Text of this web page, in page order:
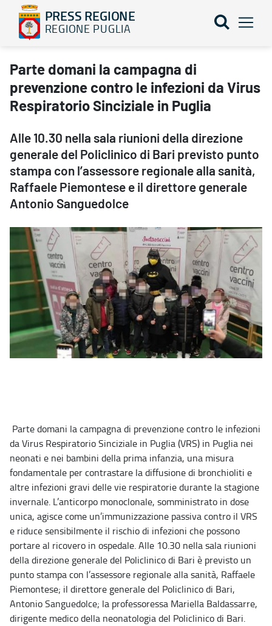
PRESS REGIONE
REGIONE PUGLIA
Parte domani la campagna di prevenzione contro le infezioni da
Parte domani la campagna di
prevenzione contro le infezioni da Virus
Respiratorio Sinciziale in Puglia
Alle 10.30 nella sala riunioni della direzione
generale del Policlinico di Bari previsto punto
stampa con l’assessore regionale alla sanità,
Raffaele Piemontese e il direttore generale
Antonio Sanguedolce
Parte domani la campagna di prevenzione contro le infezioni
da Virus Respiratorio Sinciziale in Puglia (VRS) in Puglia nei
neonati e nei bambini della prima infanzia, una misura
fondamentale per contrastare la diffusione di bronchioliti e
altre infezioni gravi delle vie respiratorie durante la stagione
invernale. L’anticorpo monoclonale, somministrato in dose
unica, agisce come un’immunizzazione passiva contro il VRS
e riduce sensibilmente il rischio di infezioni che possono
portare al ricovero in ospedale. Alle 10.30 nella sala riunioni
della direzione generale del Policlinico di Bari è previsto un
punto stampa con l’assessore regionale alla sanità, Raffaele
Piemontese; il direttore generale del Policlinico di Bari,
Antonio Sanguedolce; la professoressa Mariella Baldassarre,
dirigente medico della neonatologia del Policlinico di Bari.